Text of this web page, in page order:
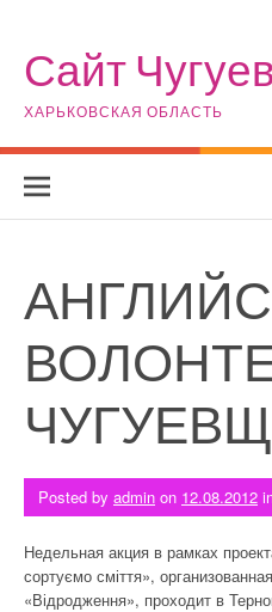
Сайт
ХАРЬКОВСКАЯ ОБЛАСТЬ
Posted by admin on 12.08.2012
Недельная акция в рамках
сортуємо сміття»,
«Відродження», проходит в